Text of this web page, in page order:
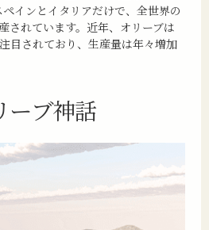
インとイタリアだけで、全世界の
されています。近年、オリーブは
目されており、生産量は年々増加
ーブ神話